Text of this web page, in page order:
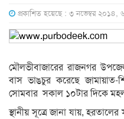
প্রকাশিত হয়েছে : ৩ নভেম্বর ২০১৪,
মৌলভীবাজারের রাজনগর
বাস ভাঙচুর করেছে জামায়াত-
সোমবার সকাল ১০টার দিকে
স্থানীয় সূত্রে জানা যায়,